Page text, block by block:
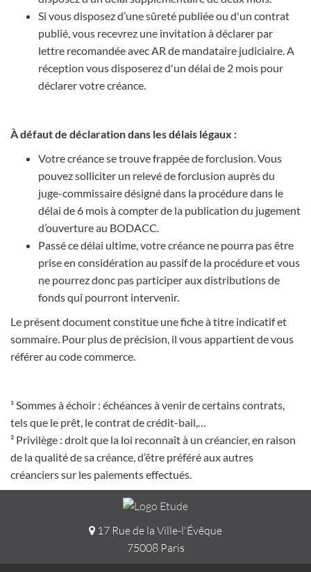
Si vous disposez d’une sûreté publiée ou d'un contrat
publié, vous recevrez une invitation à déclarer par
lettre recomandée avec AR de mandataire judiciaire. A
réception vous disposerez d'un délai de 2 mois pour
déclarer votre créance.
À défaut de déclaration dans les délais légaux :
Votre créance se trouve frappée de forclusion. Vous
pouvez solliciter un relevé de forclusion auprès du
juge-commissaire désigné dans la procédure dans le
délai de 6 mois à compter de la publication du jugement
d’ouverture au BODACC.
Passé ce délai ultime, votre créance ne pourra pas être
prise en considération au passif de la procédure et vous
ne pourrez donc pas participer aux distributions de
fonds qui pourront intervenir.
Le présent document constitue une fiche à titre indicatif et
sommaire. Pour plus de précision, il vous appartient de vous
référer au code commerce.
¹ Sommes à échoir : échéances à venir de certains contrats,
tels que le prêt, le contrat de crédit-bail,…
² Privilège : droit que la loi reconnaît à un créancier, en raison
de la qualité de sa créance, d’être préféré aux autres
créanciers sur les paiements effectués.
17 Rue de la Ville-l'Évêque
75008 Paris